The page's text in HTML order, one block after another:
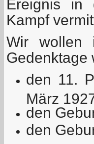
Ereignis in
Kampf
Wir wollen
Gedenktage
den 11.
März
den
den